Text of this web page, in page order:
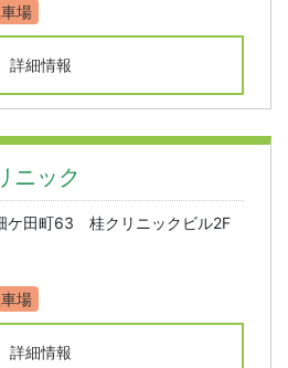
場
詳細情報
ニック
ケ田町63 桂クリニックビル2F
場
詳細情報